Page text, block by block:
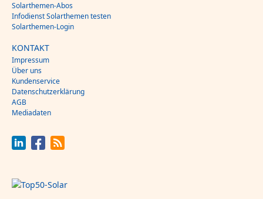
Solarthemen-Abos
Infodienst Solarthemen testen
Solarthemen-Login
KONTAKT
Impressum
Über uns
Kundenservice
Datenschutzerklärung
AGB
Mediadaten